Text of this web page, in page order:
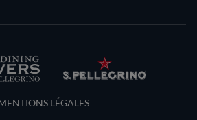
and Conditions
LÉGALES